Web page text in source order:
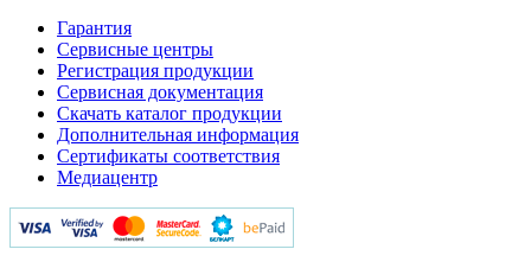
Гарантия
Сервисные центры
Регистрация продукции
Сервисная документация
Скачать каталог продукции
Дополнительная информация
Сертификаты соответствия
Медиацентр